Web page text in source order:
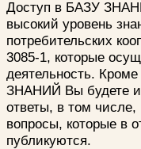
Доступ в БАЗУ
высокий уровень
потребительских
3085-1, которые
деятельность.
ЗНАНИЙ Вы будете
ответы, в том
вопросы, которые в
публикуются.